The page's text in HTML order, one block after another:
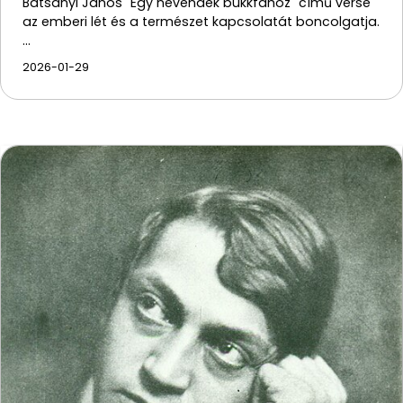
az emberi lét és a természet kapcsolatát boncolgatja.
…
2026-01-29